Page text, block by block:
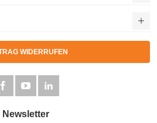
WIDERRUFEN
Newsletter